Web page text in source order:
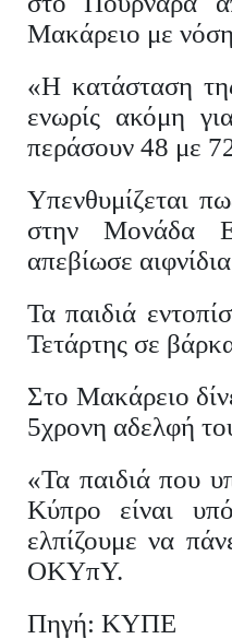
Μακάρειο με
«Η κατάσταση
ενωρίς ακόμη
περάσουν 48 με
Υπενθυμίζεται
στην Μονάδα
απεβίωσε
Τα παιδιά
Τετάρτης σε
Στο Μακάρειο
5χρονη αδελφή
«Τα παιδιά που
Κύπρο είναι
ελπίζουμε να
ΟΚΥπΥ.
Πηγή: ΚΥΠΕ